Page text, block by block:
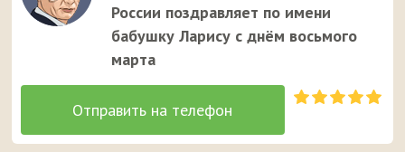
России поздравляет по имени
бабушку Ларису с днём восьмого
марта